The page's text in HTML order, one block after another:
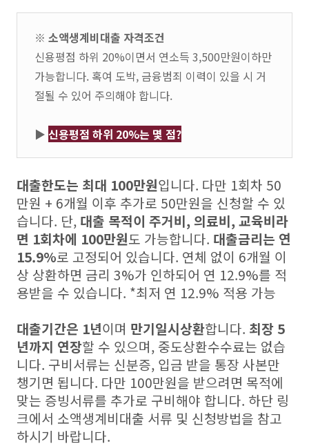
※ 소액생계비대출 자격조건
신용평점 하위 20%이면서 연소득 3,500만원이하만
가능합니다. 혹여 도박, 금융범죄 이력이 있을 시 거
절될 수 있어 주의해야 합니다.
▶ 신용평점 하위 20%는 몇 점?
대출한도는 최대 100만원입니다. 다만 1회차 50
만원 + 6개월 이후 추가로 50만원을 신청할 수 있
습니다. 단, 대출 목적이 주거비, 의료비, 교육비라
면 1회차에 100만원도 가능합니다. 대출금리는 연
15.9%로 고정되어 있습니다. 연체 없이 6개월 이
상 상환하면 금리 3%가 인하되어 연 12.9%를 적
용받을 수 있습니다. *최저 연 12.9% 적용 가능
대출기간은 1년이며 만기일시상환합니다. 최장 5
년까지 연장할 수 있으며, 중도상환수수료는 없습
니다. 구비서류는 신분증, 입금 받을 통장 사본만
챙기면 됩니다. 다만 100만원을 받으려면 목적에
맞는 증빙서류를 추가로 구비해야 합니다. 하단 링
크에서 소액생계비대출 서류 및 신청방법을 참고
하시기 바랍니다.